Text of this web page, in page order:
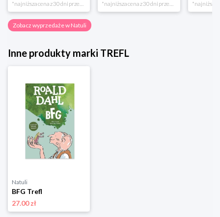
*najniższa cena z 30 dni przed obniżką *najniższa cena z 30 dni przed obniżką
Zobacz wyprzedaże w Natuli
Inne produkty marki TREFL
Natuli
BFG Trefl
27.00 zł